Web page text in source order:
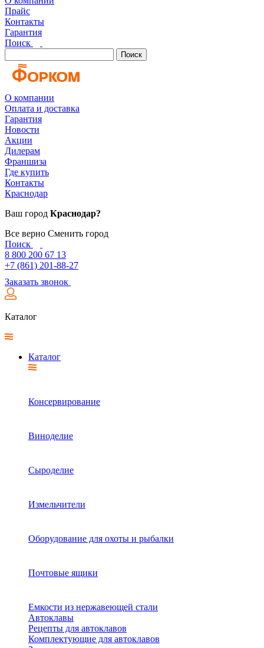
Прайс
Контакты
Гарантия
Поиск
Поиск
О компании
Оплата и доставка
Гарантия
Новости
Акции
Дилерам
Франшиза
Где купить
Контакты
Краснодар
Ваш город Краснодар?
Все верно Сменить город
Поиск
8 800 200 67 13
+7 (861) 201-88-27
Заказать звонок
Каталог
Каталог
Консервирование
Виноделие
Сыроделие
Измельчители
Оборудование для охоты и рыбалки
Почтовые ящики
Емкости из нержавеющей стали
Автоклавы
Рецепты для автоклавов
Комплектующие для автоклавов